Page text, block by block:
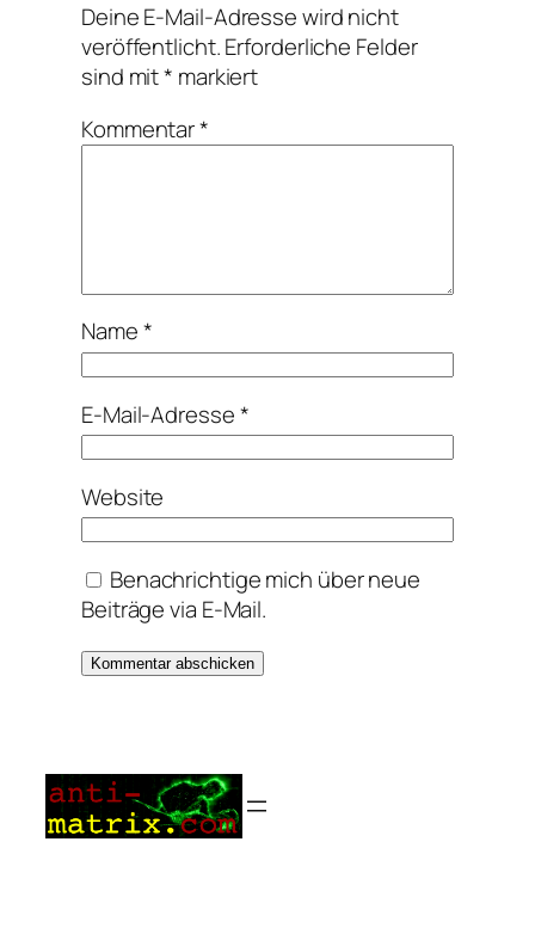
Deine E-Mail-Adresse wird nicht
veröffentlicht.Erforderliche Felder
sind mit* markiert
Kommentar*
Name*
E-Mail-Adresse*
Website
Benachrichtige mich über neue
Beiträge via E-Mail.